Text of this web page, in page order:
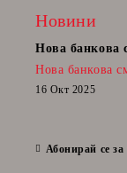
Новини
Нова банкова
Нова банкова
16 Окт 2025
Абонирай се